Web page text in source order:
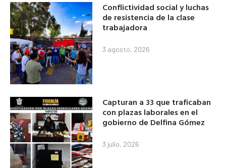
Conflictividad social y luchas
de resistencia de la clase
trabajadora
3 agosto, 2026
Capturan a 33 que traficaban
con plazas laborales en el
gobierno de Delfina Gómez
3 julio, 2026